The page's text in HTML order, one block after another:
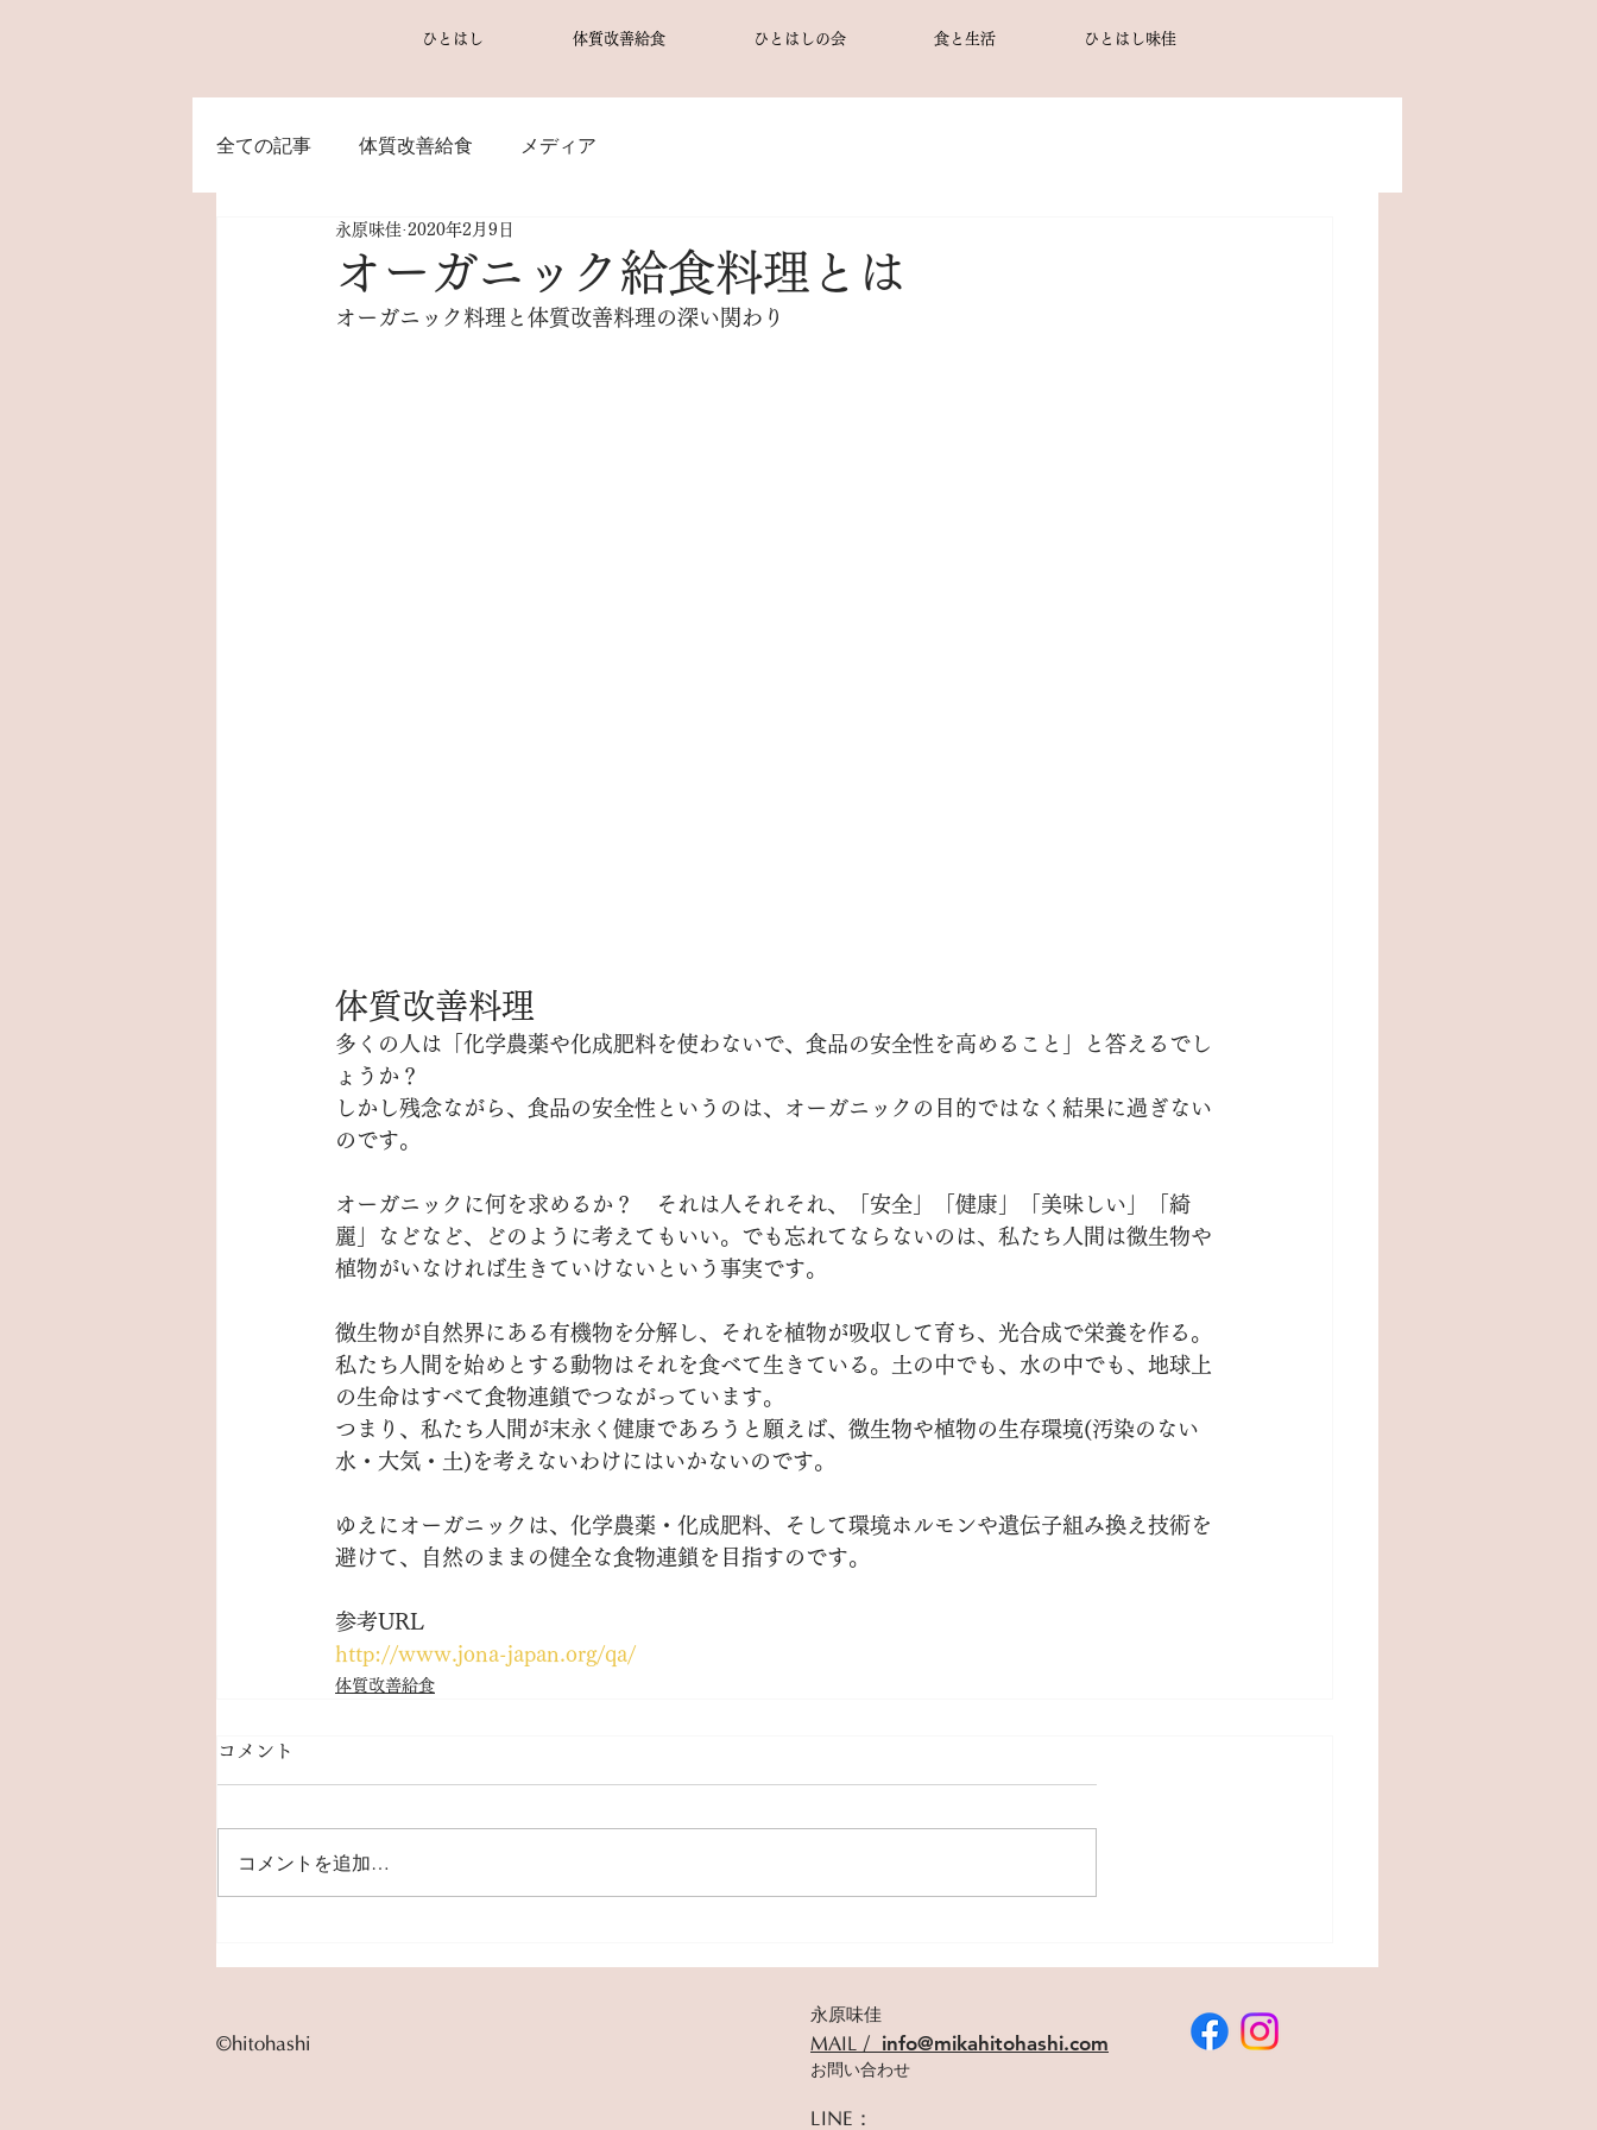
ひとはし 体質改善給食 ひとはしの会 食と生活 ひとはし味佳
全ての記事 体質改善給食 メディア
オーガニック給食料理とは
永原味佳 2020年2月9日
オーガニック料理と体質改善料理の深い関わり
体質改善料理
多くの人は「化学農薬や化成肥料を使わないで、食品の安全性を高めること」と答えるでし
ょうか？
しかし残念ながら、食品の安全性というのは、オーガニックの目的ではなく結果に過ぎない
のです。
オーガニックに何を求めるか？　それは人それそれ、「安全」「健康」「美味しい」「綺
麗」などなど、どのように考えてもいい。でも忘れてならないのは、私たち人間は微生物や
植物がいなければ生きていけないという事実です。
微生物が自然界にある有機物を分解し、それを植物が吸収して育ち、光合成で栄養を作る。
私たち人間を始めとする動物はそれを食べて生きている。土の中でも、水の中でも、地球上
の生命はすべて食物連鎖でつながっています。
つまり、私たち人間が末永く健康であろうと願えば、微生物や植物の生存環境(汚染のない
水・大気・土)を考えないわけにはいかないのです。
ゆえにオーガニックは、化学農薬・化成肥料、そして環境ホルモンや遺伝子組み換え技術を
避けて、自然のままの健全な食物連鎖を目指すのです。
参考URL
http://www.jona-japan.org/qa/
体質改善給食
コメント
コメントを追加…
©︎hitohashi
永原味佳
​MAIL / info@mikahitohashi.com
​​お問い合わせ
LINE：